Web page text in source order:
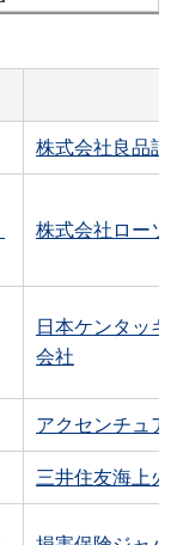
株式会社良品
株式会社ロー
日本ケンタッ
会社
アクセンチュ
三井住友海上